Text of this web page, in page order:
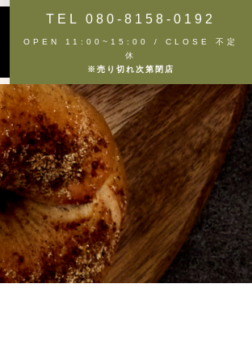
TEL 080-8158-0192
OPEN 11:00~15:00 / CLOSE 不定
休
※売り切れ次第閉店